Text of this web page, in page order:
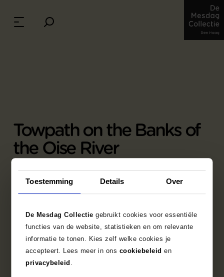
Toestemming Details Over
De Mesdag Collectie gebruikt cookies voor essentiële
functies van de website, statistieken en om relevante
informatie te tonen. Kies zelf welke cookies je
accepteert. Lees meer in ons cookiebeleid en
privacybeleid
Towpath on the Banks of
the Oise River
Charles-François Daubigny (1817 - 1878), c.
1875
oil on canvas, 89 cm x 184 cm
Object data